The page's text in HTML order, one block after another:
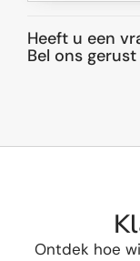
Heeft u een
Bel ons gerust
Kl
Ontdek hoe wi